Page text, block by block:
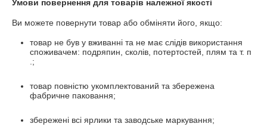
Умови повернення для товарів належної якості
Ви можете повернути товар або обміняти його, якщо:
товар не був у вживанні та не має слідів використання
споживачем: подряпин, сколів, потертостей, плям та т. п
.;
товар повністю укомплектований та збережена
фабричне паковання;
збережені всі ярлики та заводське маркування;